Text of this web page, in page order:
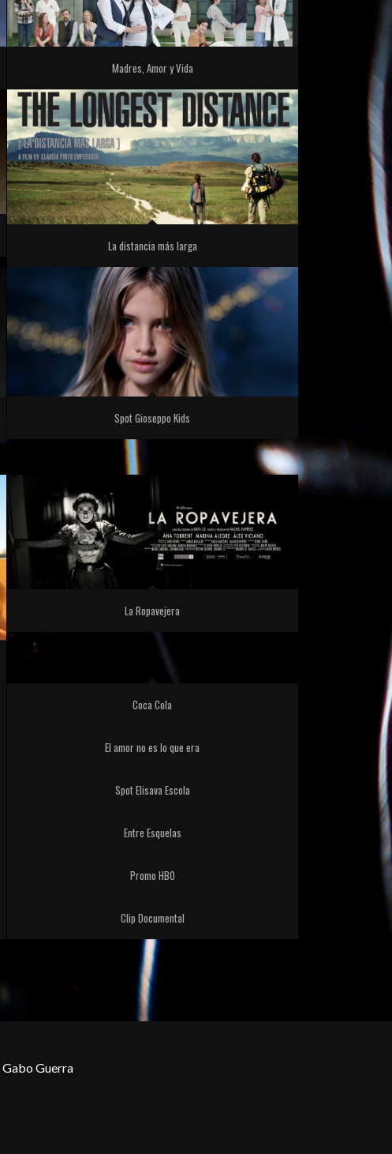
Madres, Amor y Vida
La distancia más larga
Spot Gioseppo Kids
La Ropavejera
Coca Cola
El amor no es lo que era
Spot Elisava Escola
Entre Esquelas
Promo HBO
Clip Documental
Gabo Guerra